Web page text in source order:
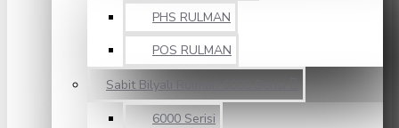
PHS RULMAN
POS RULMAN
Sabit Bilyalı Rulman 6000 Serisi
6000 Serisi